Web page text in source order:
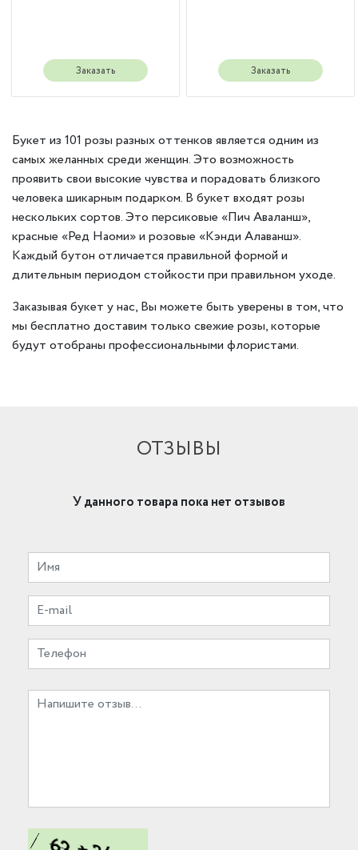
Заказать Заказать
Букет из 101 розы разных оттенков является одним из
самых желанных среди женщин. Это возможность
проявить свои высокие чувства и порадовать близкого
человека шикарным подарком. В букет входят розы
нескольких сортов. Это персиковые «Пич Аваланш»,
красные «Ред Наоми» и розовые «Кэнди Алаванш».
Каждый бутон отличается правильной формой и
длительным периодом стойкости при правильном уходе.
Заказывая букет у нас, Вы можете быть уверены в том, что
мы бесплатно доставим только свежие розы, которые
будут отобраны профессиональными флористами.
ОТЗЫВЫ
У данного товара пока нет отзывов